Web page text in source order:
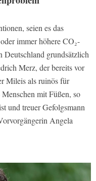
seien es das
immer höhere CO₂-
grundsätzlich
Merz, der bereits vor
Mileis als ruinös für
mit Füßen, so
und treuer Gefolgsmann
Angela